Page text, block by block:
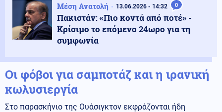
Μέση Ανατολή 13.06.2026 - 14:32 0
Πακιστάν: «Πιο κοντά από ποτέ» -
Κρίσιμο το επόμενο 24ωρο για τη
συμφωνία
Οι φόβοι για σαμποτάζ και η ιρανική
κωλυσιεργία
Στο παρασκήνιο της Ουάσιγκτον εκφράζονται ήδη